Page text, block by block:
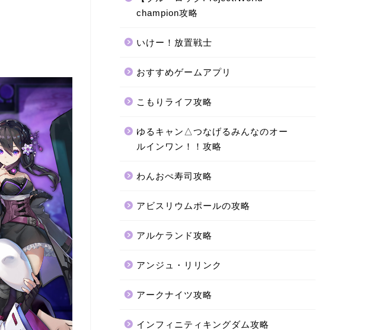
champion攻略
いけー！放置戦士
おすすめゲームアプリ
こもりライフ攻略
ゆるキャン△つなげるみんなのオー
ルインワン！！攻略
わんおぺ寿司攻略
アビスリウムポールの攻略
アルケランド攻略
アンジュ・リリンク
アークナイツ攻略
インフィニティキングダム攻略